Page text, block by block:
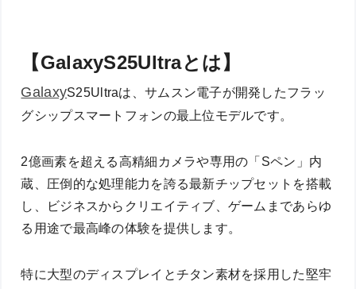
【GalaxyS25Ultraとは】
GalaxyS25Ultraは、サムスン電子が開発したフラッ
グシップスマートフォンの最上位モデルです。
2億画素を超える高精細カメラや専用の「Sペン」内
蔵、圧倒的な処理能力を誇る最新チップセットを搭載
し、ビジネスからクリエイティブ、ゲームまであらゆ
る用途で最高峰の体験を提供します。
特に大型のディスプレイとチタン素材を採用した堅牢